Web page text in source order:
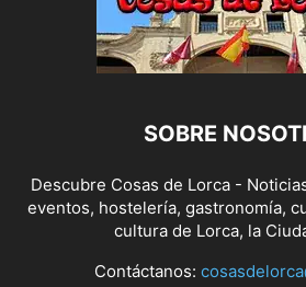
SOBRE
Descubre Cosas de Lorca -
eventos, hostelería, gastronomía,
cultura de Lorca, la
Contáctanos: